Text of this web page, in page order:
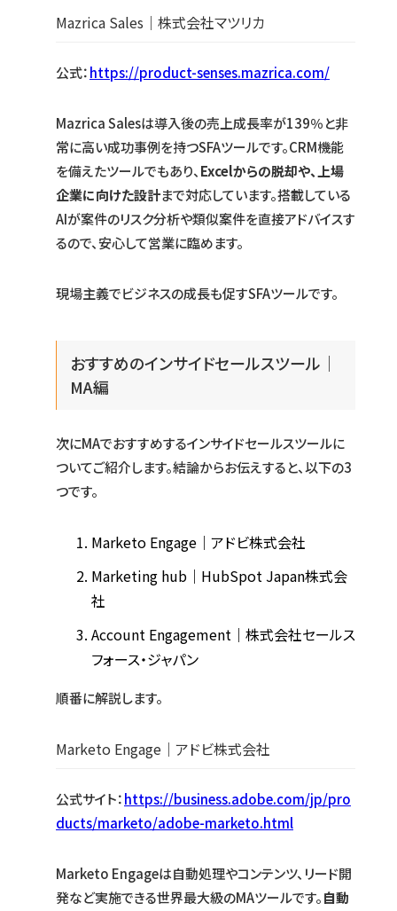
Mazrica Sales｜株式会社マツリカ
公式：https://product-senses.mazrica.com/
Mazrica Salesは導入後の売上成長率が139％と非
常に高い成功事例を持つSFAツールです。CRM機能
を備えたツールでもあり、Excelからの脱却や、上場
企業に向けた設計まで対応しています。搭載している
AIが案件のリスク分析や類似案件を直接アドバイスす
るので、安心して営業に臨めます。
現場主義でビジネスの成長も促すSFAツールです。
おすすめのインサイドセールスツール｜
MA編
次にMAでおすすめするインサイドセールスツールに
ついてご紹介します。結論からお伝えすると、以下の3
つです。
Marketo Engage｜アドビ株式会社
Marketing hub｜HubSpot Japan株式会
社
Account Engagement｜株式会社セールス
フォース・ジャパン
順番に解説します。
Marketo Engage｜アドビ株式会社
公式サイト：https://business.adobe.com/jp/pro
ducts/marketo/adobe-marketo.html
Marketo Engageは自動処理やコンテンツ、リード開
発など実施できる世界最大級のMAツールです。自動